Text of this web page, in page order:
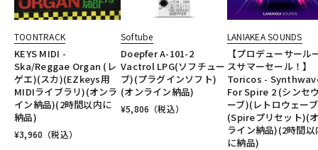
TOONTRACK
KEYS MIDI -
Ska/Reggae Organ (レ
ゲエ)(スカ)(EZkeys用
MIDIライブラリ)(オンラ
イン納品)(2時間以内に
納品)
¥3,960 （税込）
Softube
Doepfer A-101-2
Vactrol LPG(ソフチュー
ブ)(プラグインソフト)
(オンライン納品)
¥5,806 （税込）
LANIAKEA SOUNDS
【プロデューサール
スサマーセール！】
Toricos -
For Spire 2 (シンセ
ーブ)(レトロウェー
(Spireプリセット)(
ライン納品)(2時間以
に納品)